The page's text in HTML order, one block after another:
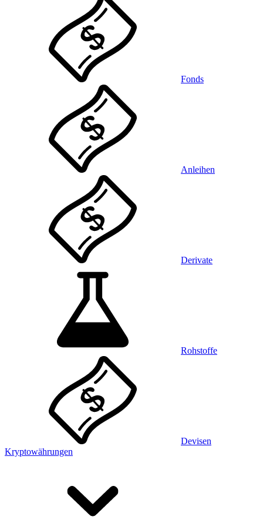
Fonds
Anleihen
Derivate
Rohstoffe
Devisen
Kryptowährungen